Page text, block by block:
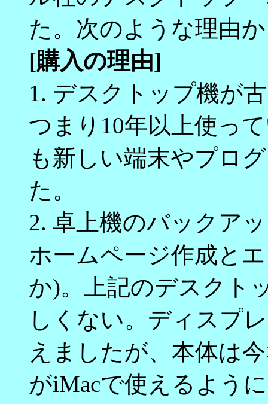
た。次のような理由
[購入の理由]
1. デスクトップ機が
つまり10年以上使っ
も新しい端末やプロ
た。
2. 卓上機のバックア
ホームページ作成と
か)。上記のデスクト
しくない。ディスプ
えましたが、本体は
がiMacで使えるよう